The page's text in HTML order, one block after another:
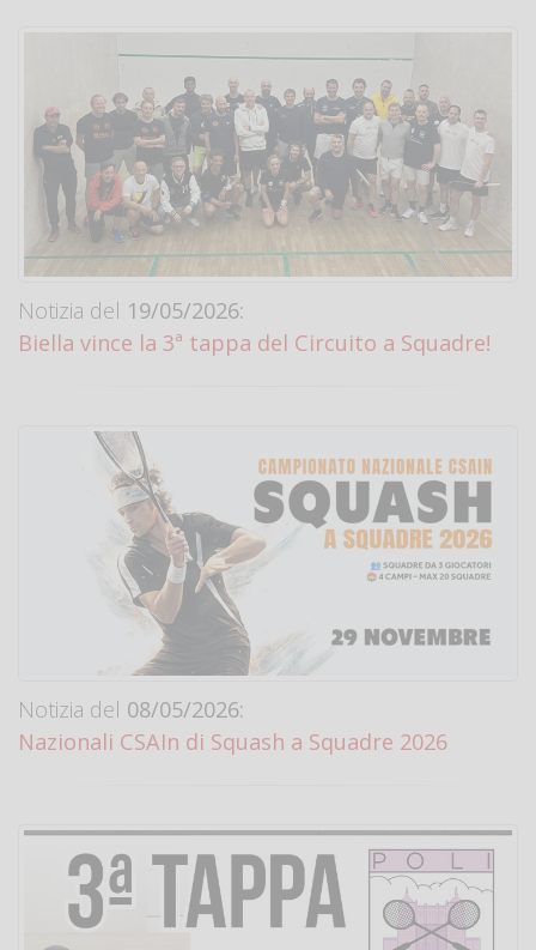
Notizia del 19/05/2026:
Biella vince la 3ª tappa del Circuito a Squadre!
Notizia del 08/05/2026:
Nazionali CSAIn di Squash a Squadre 2026